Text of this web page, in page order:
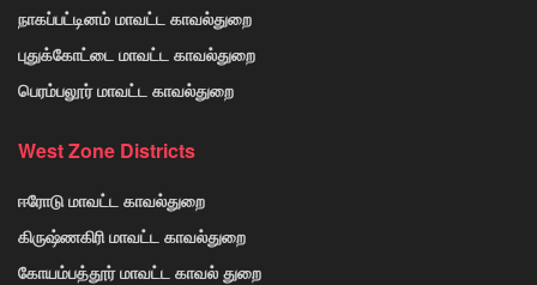
நாகப்பட்டினம் மாவட்ட காவல்துறை
புதுக்கோட்டை மாவட்ட காவல்துறை
பெரம்பலூர் மாவட்ட காவல்துறை
West Zone Districts
ஈரோடு மாவட்ட காவல்துறை
கிருஷ்ணகிரி மாவட்ட காவல்துறை
கோயம்பத்தூர் மாவட்ட காவல் துறை